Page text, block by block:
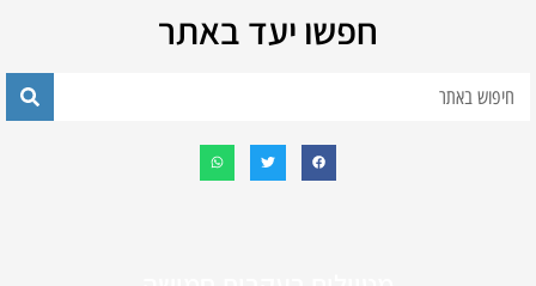
חפשו יעד באתר